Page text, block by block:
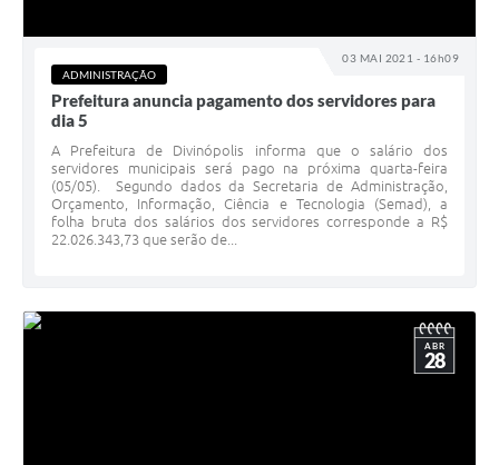
03 MAI 2021 - 16h09
ADMINISTRAÇÃO
Prefeitura anuncia pagamento dos servidores para
dia 5
A Prefeitura de Divinópolis informa que o salário dos
servidores municipais será pago na próxima quarta-feira
(05/05). Segundo dados da Secretaria de Administração,
Orçamento, Informação, Ciência e Tecnologia (Semad), a
folha bruta dos salários dos servidores corresponde a R$
22.026.343,73 que serão de...
ABR
28